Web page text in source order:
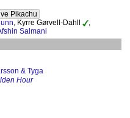
Pikachu
, Kyrre Gørvell-Dahll
,
Salmani
& Tyga
Hour